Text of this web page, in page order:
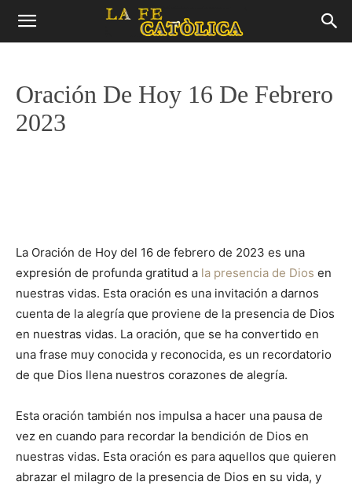
Oración De Hoy 16 De Febrero
2023
La Oración de Hoy del 16 de febrero de 2023 es una
expresión de profunda gratitud a la presencia de Dios en
nuestras vidas. Esta oración es una invitación a darnos
cuenta de la alegría que proviene de la presencia de Dios
en nuestras vidas. La oración, que se ha convertido en
una frase muy conocida y reconocida, es un recordatorio
de que Dios llena nuestros corazones de alegría.
Esta oración también nos impulsa a hacer una pausa de
vez en cuando para recordar la bendición de Dios en
nuestras vidas. Esta oración es para aquellos que quieren
abrazar el milagro de la presencia de Dios en su vida, y